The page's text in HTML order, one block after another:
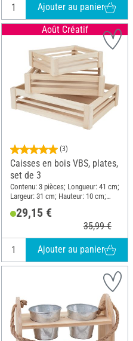
Ajouter au panier
Août Créatif
(3)
Caisses en bois VBS, plates,
set de 3
Contenu: 3 pièces; Longueur: 41 cm;
Largeur: 31 cm; Hauteur: 10 cm;
29,15 €
35,99 €
Ajouter au panier